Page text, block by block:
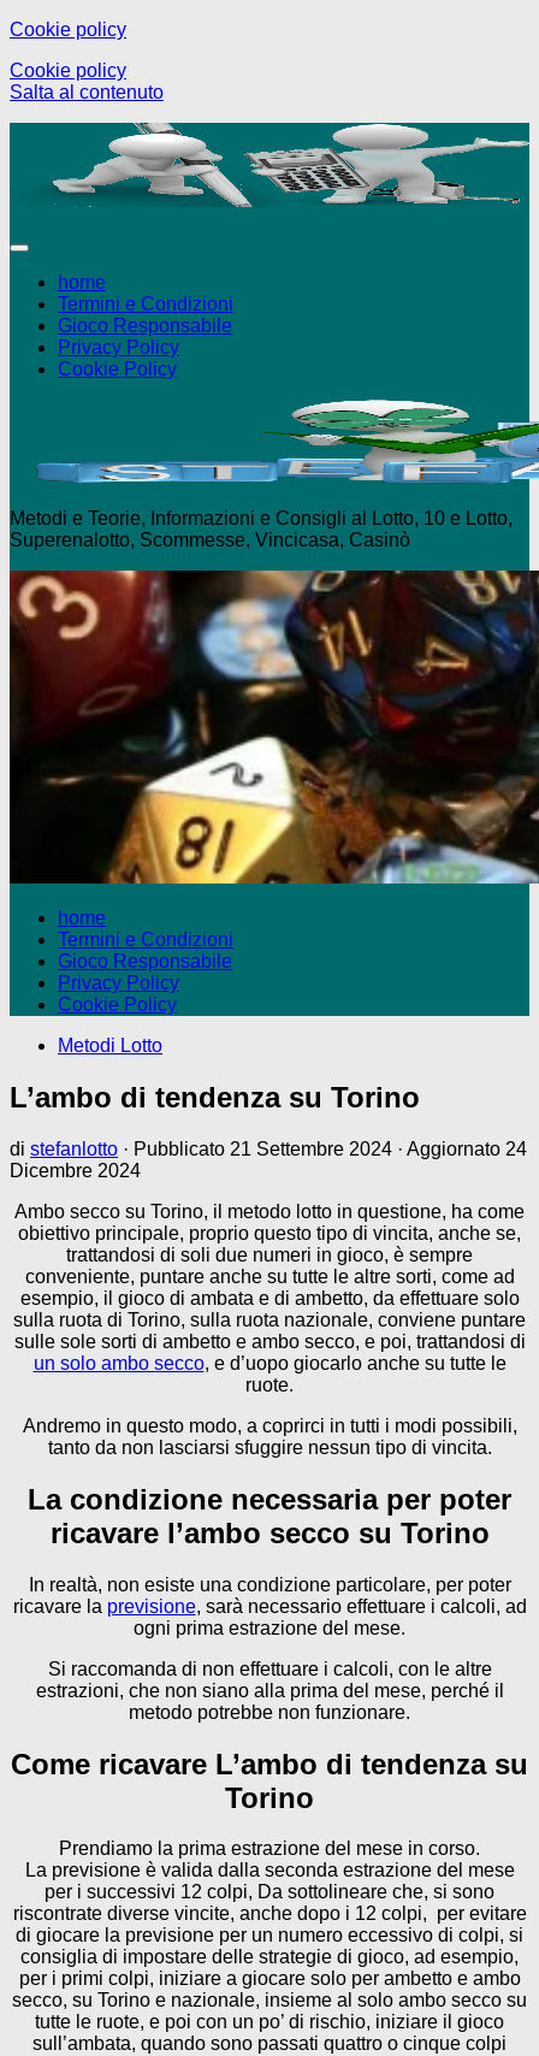
Cookie policy
Cookie policy
Salta al contenuto
home
Termini e Condizioni
Gioco Responsabile
Privacy Policy
Cookie Policy
Metodi e Teorie, Informazioni e Consigli al Lotto, 10 e Lotto,
Superenalotto, Scommesse, Vincicasa, Casinò
home
Termini e Condizioni
Gioco Responsabile
Privacy Policy
Cookie Policy
Metodi Lotto
L’ambo di tendenza su Torino
di stefanlotto · Pubblicato 21 Settembre 2024 · Aggiornato 24
Dicembre 2024
Ambo secco su Torino, il metodo lotto in questione, ha come
obiettivo principale, proprio questo tipo di vincita, anche se,
trattandosi di soli due numeri in gioco, è sempre
conveniente, puntare anche su tutte le altre sorti, come ad
esempio, il gioco di ambata e di ambetto, da effettuare solo
sulla ruota di Torino, sulla ruota nazionale, conviene puntare
sulle sole sorti di ambetto e ambo secco, e poi, trattandosi di
un solo ambo secco, e d’uopo giocarlo anche su tutte le
ruote.
Andremo in questo modo, a coprirci in tutti i modi possibili,
tanto da non lasciarsi sfuggire nessun tipo di vincita.
La condizione necessaria per poter
ricavare l’ambo secco su Torino
In realtà, non esiste una condizione particolare, per poter
ricavare la previsione, sarà necessario effettuare i calcoli, ad
ogni prima estrazione del mese.
Si raccomanda di non effettuare i calcoli, con le altre
estrazioni, che non siano alla prima del mese, perché il
metodo potrebbe non funzionare.
Come ricavare L’ambo di tendenza su
Torino
Prendiamo la prima estrazione del mese in corso.
La previsione è valida dalla seconda estrazione del mese
per i successivi 12 colpi, Da sottolineare che, si sono
riscontrate diverse vincite, anche dopo i 12 colpi, per evitare
di giocare la previsione per un numero eccessivo di colpi, si
consiglia di impostare delle strategie di gioco, ad esempio,
per i primi colpi, iniziare a giocare solo per ambetto e ambo
secco, su Torino e nazionale, insieme al solo ambo secco su
tutte le ruote, e poi con un po’ di rischio, iniziare il gioco
sull’ambata, quando sono passati quattro o cinque colpi